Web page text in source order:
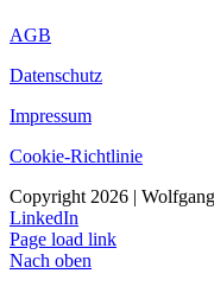
AGB
Datenschutz
Impressum
Cookie-Richtlinie
Copyright 2026 |
LinkedIn
Page load link
Nach oben